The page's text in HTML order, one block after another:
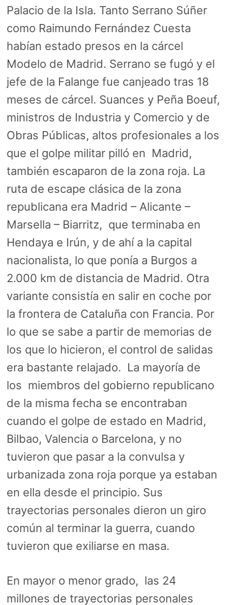
Palacio de la Isla. Tanto Serrano Súñer
como Raimundo Fernández Cuesta
habían estado presos en la cárcel
Modelo de Madrid. Serrano se fugó y el
jefe de la Falange fue canjeado tras 18
meses de cárcel. Suances y Peña Boeuf,
ministros de Industria y Comercio y de
Obras Públicas, altos profesionales a los
que el golpe militar pilló en Madrid,
también escaparon de la zona roja. La
ruta de escape clásica de la zona
republicana era Madrid – Alicante –
Marsella – Biarritz, que terminaba en
Hendaya e Irún, y de ahí a la capital
nacionalista, lo que ponía a Burgos a
2.000 km de distancia de Madrid. Otra
variante consistía en salir en coche por
la frontera de Cataluña con Francia. Por
lo que se sabe a partir de memorias de
los que lo hicieron, el control de salidas
era bastante relajado. La mayoría de
los miembros del gobierno republicano
de la misma fecha se encontraban
cuando el golpe de estado en Madrid,
Bilbao, Valencia o Barcelona, y no
tuvieron que pasar a la convulsa y
urbanizada zona roja porque ya estaban
en ella desde el principio. Sus
trayectorias personales dieron un giro
común al terminar la guerra, cuando
tuvieron que exiliarse en masa.
En mayor o menor grado, las 24
millones de trayectorias personales